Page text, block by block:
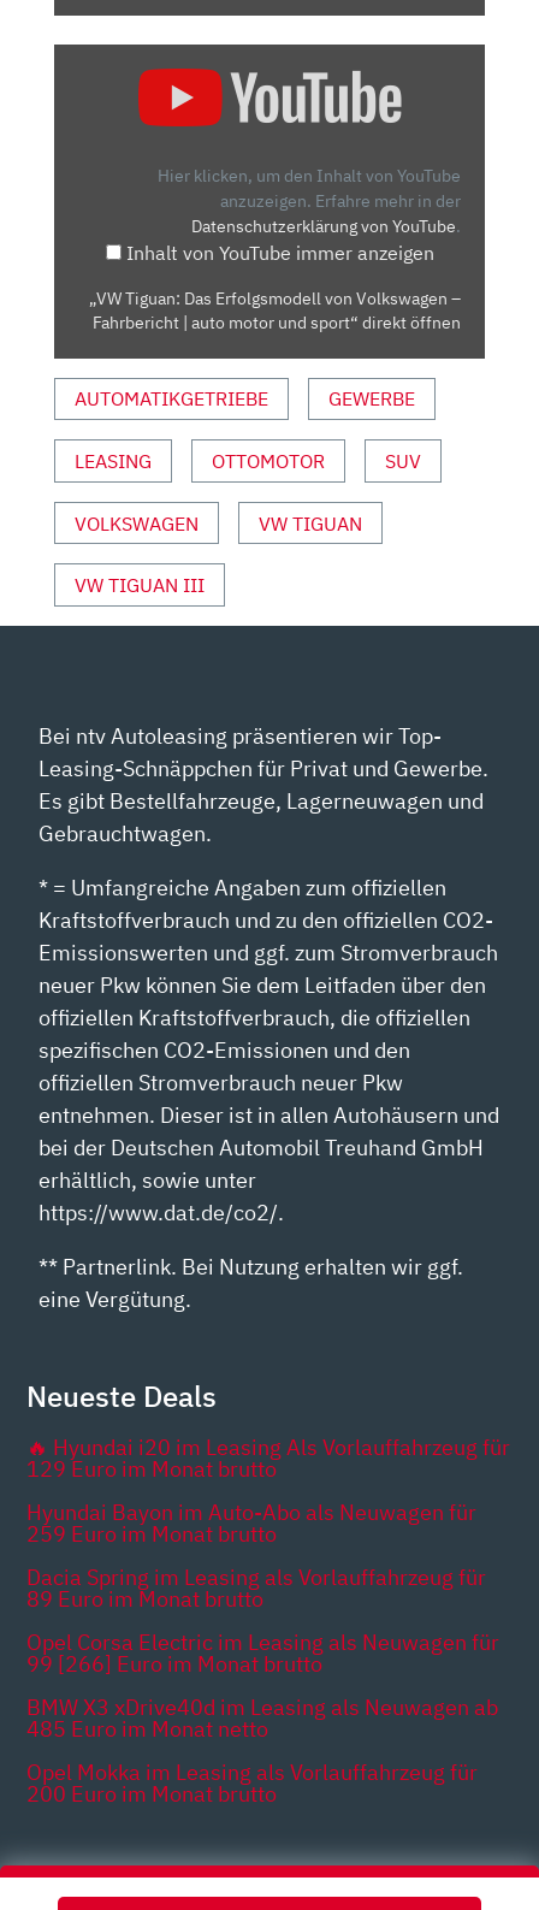
FAHRBERICHT
AUTO
UND
SPORT“
YOUTUBE
ANZEIGEN
Hier klicken, um den Inhalt von YouTube
anzuzeigen. Erfahre mehr in der
Datenschutzerklärung von YouTube.
Inhalt von YouTube immer anzeigen
„VW Tiguan: Das Erfolgsmodell von Volkswagen –
Fahrbericht | auto motor und sport“ direkt öffnen
AUTOMATIKGETRIEBE GEWERBE
LEASING OTTOMOTOR SUV
VOLKSWAGEN VW TIGUAN
VW TIGUAN III
Bei ntv Autoleasing präsentieren wir Top-
Leasing-Schnäppchen für Privat und Gewerbe.
Es gibt Bestellfahrzeuge, Lagerneuwagen und
Gebrauchtwagen.
* = Umfangreiche Angaben zum offiziellen
Kraftstoffverbrauch und zu den offiziellen CO2-
Emissionswerten und ggf. zum Stromverbrauch
neuer Pkw können Sie dem Leitfaden über den
offiziellen Kraftstoffverbrauch, die offiziellen
spezifischen CO2-Emissionen und den
offiziellen Stromverbrauch neuer Pkw
entnehmen. Dieser ist in allen Autohäusern und
bei der Deutschen Automobil Treuhand GmbH
erhältlich, sowie unter
https://www.dat.de/co2/.
** Partnerlink. Bei Nutzung erhalten wir ggf.
eine Vergütung.
Neueste Deals
🔥 Hyundai i20 im Leasing Als Vorlauffahrzeug für
129 Euro im Monat brutto
Hyundai Bayon im Auto-Abo als Neuwagen für
259 Euro im Monat brutto
Dacia Spring im Leasing als Vorlauffahrzeug für
89 Euro im Monat brutto
Opel Corsa Electric im Leasing als Neuwagen für
99 [266] Euro im Monat brutto
BMW X3 xDrive40d im Leasing als Neuwagen ab
485 Euro im Monat netto
Opel Mokka im Leasing als Vorlauffahrzeug für
200 Euro im Monat brutto